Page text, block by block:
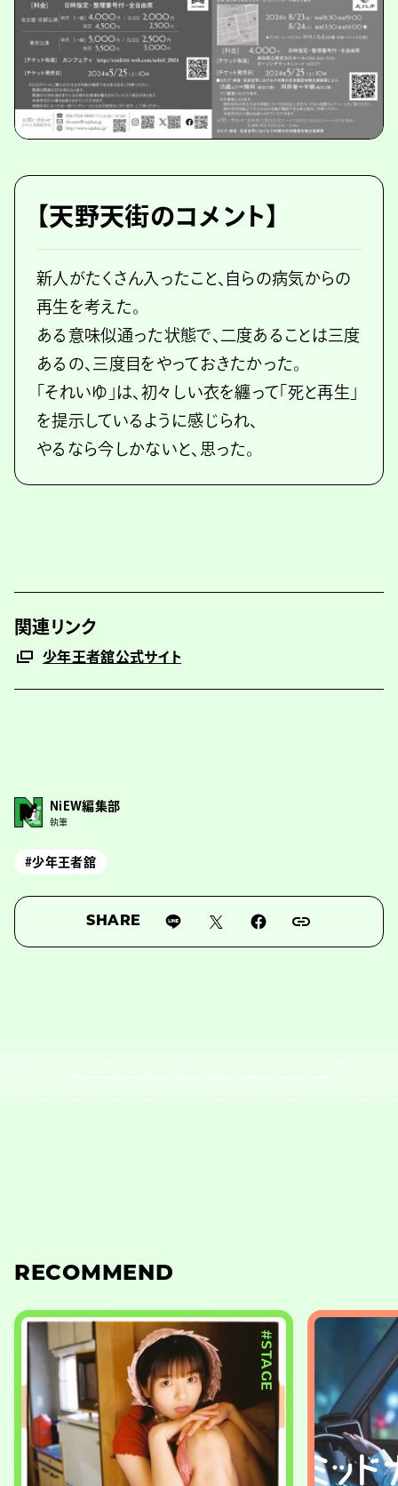
【天野天街のコメント】
新人がたくさん入ったこと、自らの病気からの
再生を考えた。
ある意味似通った状態で、二度あることは三度
あるの、三度目をやっておきたかった。
「それいゆ」は、初々しい衣を纏って「死と再生」
を提示しているように感じられ、
やるなら今しかないと、思った。
関連リンク
少年王者舘公式サイト
NiEW編集部
執筆
#少年王者舘
SHARE
RECOMMEND
#STAGE